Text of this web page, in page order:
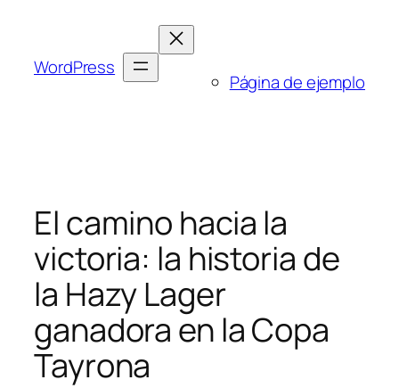
contenido
WordPress
Página de ejemplo
El camino hacia la
victoria: la historia de
la Hazy Lager
ganadora en la Copa
Tayrona